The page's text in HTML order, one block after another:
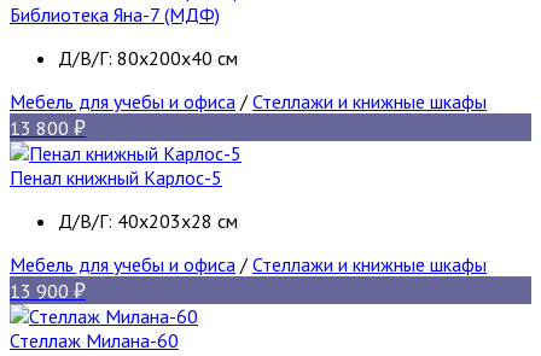
Библиотека Яна-7 (МДФ)
Д/В/Г: 80х200х40 см
Мебель для учебы и офиса / Стеллажи и книжные шкафы
13 800
Пенал книжный Карлос-5
Д/В/Г: 40х203х28 см
Мебель для учебы и офиса / Стеллажи и книжные шкафы
13 900
Стеллаж Милана-60